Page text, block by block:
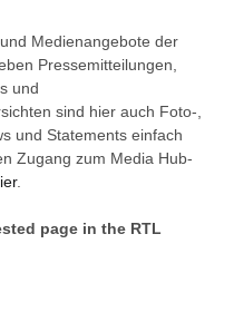
Medienangebote der
Pressemitteilungen,
und
sind hier auch Foto-,
und Statements einfach
Zugang zum Media Hub-
.
page in the RTL